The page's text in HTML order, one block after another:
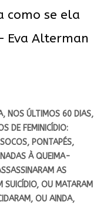
como se ela
Eva Alterman
NOS ÚLTIMOS 60 DIAS,
DE FEMINICÍDIO:
PONTAPÉS,
À QUEIMA-
AS
SUICÍDIO, OU MATARAM
OU AINDA,